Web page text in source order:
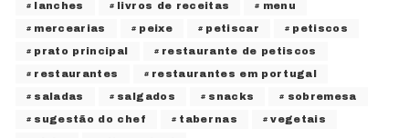
lanches livros de receitas menu
mercearias peixe petiscar petiscos
prato principal restaurante de petiscos
restaurantes restaurantes em portugal
saladas salgados snacks sobremesa
sugestão do chef tabernas vegetais